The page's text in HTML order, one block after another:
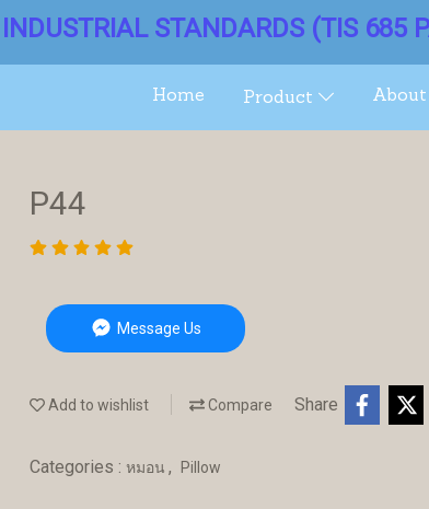
STANDARDS (TIS 685
Home Product About
P44
Message Us
Add to wishlist Compare Share
Categories : หมอน , Pillow